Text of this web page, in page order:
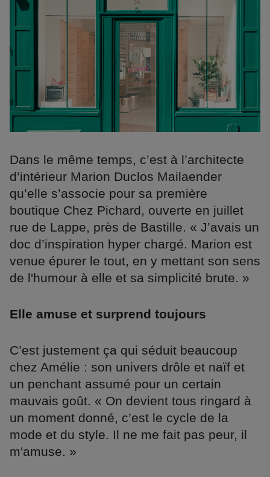
Dans le même temps, c’est à l’architecte
d’intérieur Marion Duclos Mailaender
qu’elle s’associe pour sa première
boutique Chez Pichard, ouverte en juillet
rue de Lappe, près de Bastille. « J’avais un
doc d’inspiration hyper chargé. Marion est
venue épurer le tout, en y mettant son sens
de l'humour à elle et sa simplicité brute. »
Elle amuse et surprend toujours
C’est justement ça qui séduit beaucoup
chez Amélie : son univers drôle et naïf et
un penchant assumé pour un certain
mauvais goût. « On devient tous ringard à
un moment donné, c’est le cycle de la
mode et du style. Il ne me fait pas peur, il
m'amuse. »